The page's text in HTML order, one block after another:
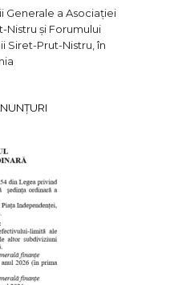
Generale a Asociației
Nistru și Forumului
Siret-Prut-Nistru, în